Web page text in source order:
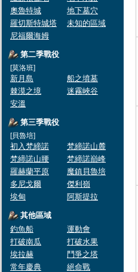
奧魯特城
地下墓穴
羅切斯特城塔
未知的區域
尼福爾海姆
第二季戰役
[莫洛班]
新月島
船之墳墓
棘漠之境
迷霧峽谷
安溫
第三季戰役
[貝魯培]
初入梵締諾
梵締諾山麓
梵締諾山腰
梵締諾巔峰
羅赫蘭平原
魔鎮貝魯培
多尼戈爾
傑利嶺
埃甸
阿斯提拉
其他區域
釣魚船
運動會
打破南瓜
打破水果
埃拉赫
鬥爭之塔
常年慶典
絕命戰